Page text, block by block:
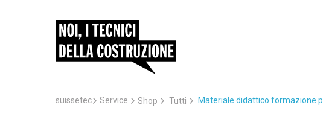
suissetec Service Shop Tutti Materiale didattico formazione